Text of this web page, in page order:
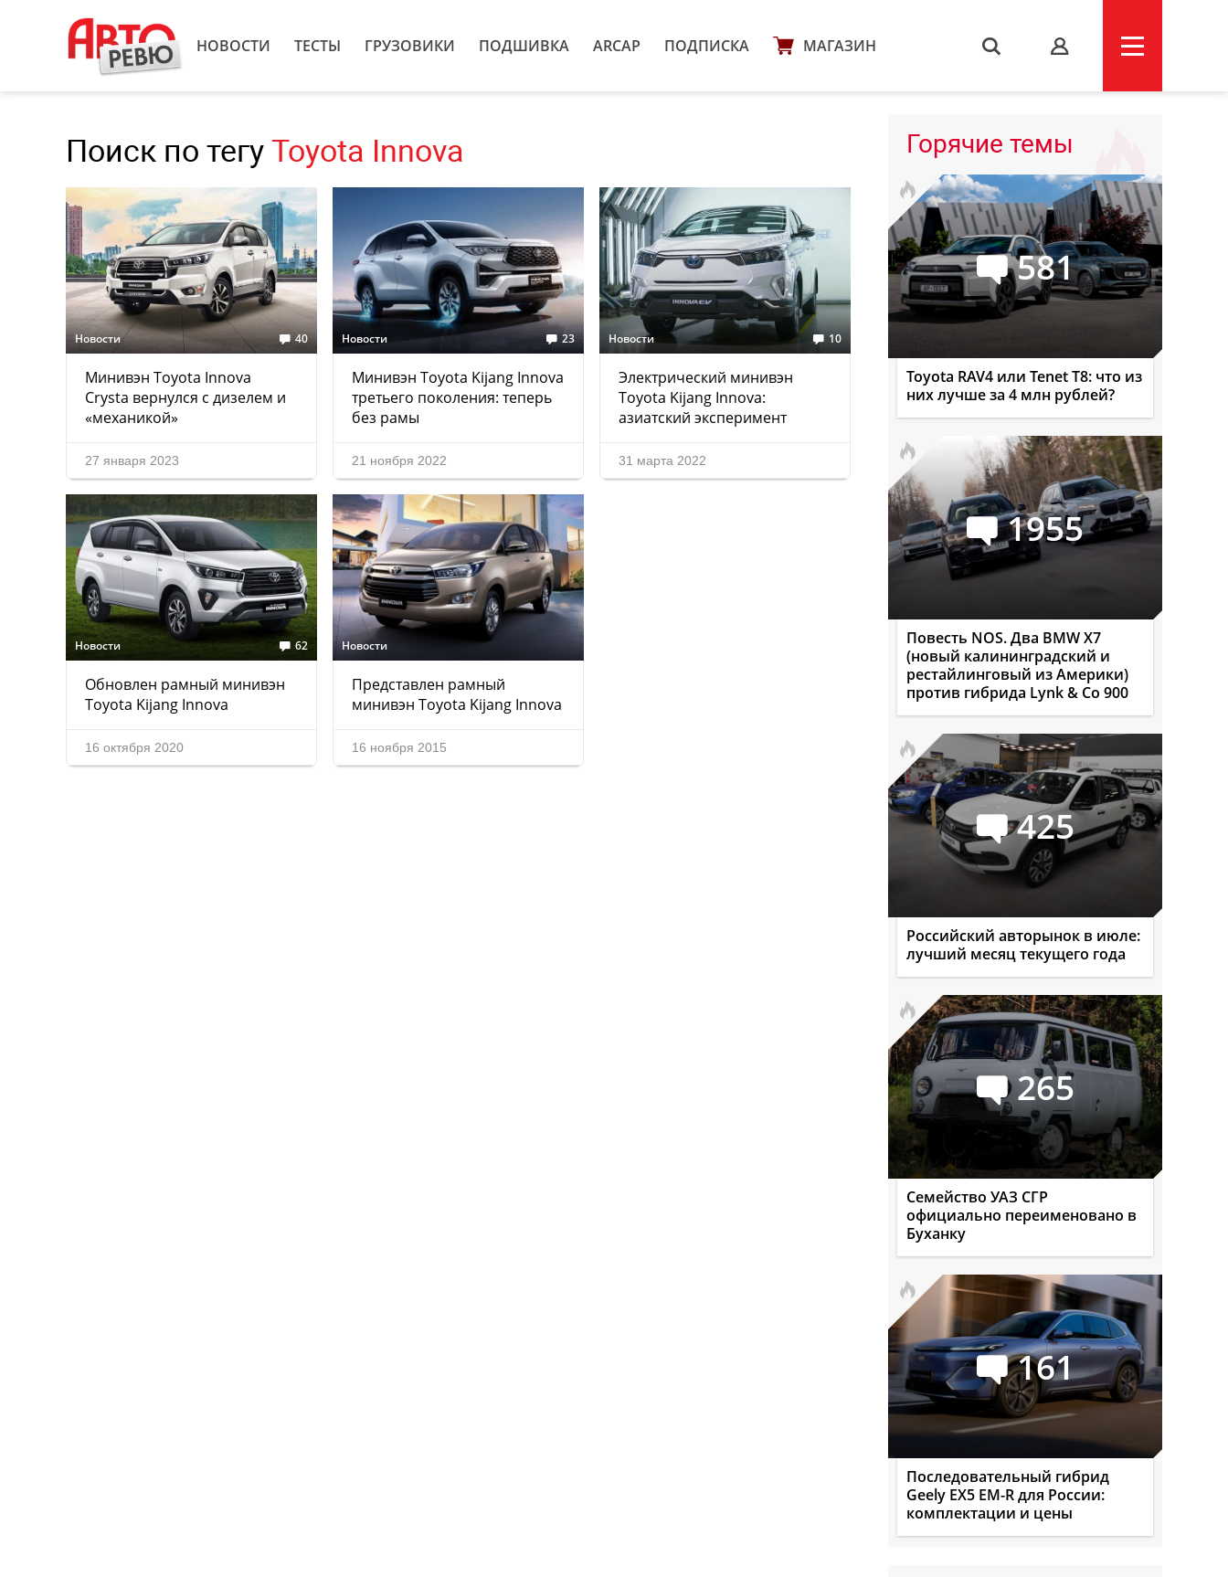
НОВОСТИ ТЕСТЫ ГРУЗОВИКИ ПОДШИВКА ARCAP ПОДПИСКА МАГАЗИН s
Поиск по тегу Toyota Innova
Новости 40
Минивэн Toyota Innova
Crysta вернулся с дизелем и
«механикой»
27 января 2023
Новости 23
Минивэн Toyota Kijang Innova
третьего поколения: теперь
без рамы
21 ноября 2022
Новости 10
Электрический минивэн
Toyota Kijang Innova:
азиатский эксперимент
31 марта 2022
Новости 62
Обновлен рамный минивэн
Toyota Kijang Innova
16 октября 2020
Новости
Представлен рамный
минивэн Toyota Kijang Innova
16 ноября 2015
Горячие темы
581
Toyota RAV4 или Tenet T8: что из
них лучше за 4 млн рублей?
1955
Повесть NOS. Два BMW X7
(новый калининградский и
рестайлинговый из Америки)
против гибрида Lynk & Co 900
425
Российский авторынок в июле:
лучший месяц текущего года
265
Семейство УАЗ СГР
официально переименовано в
Буханку
161
Последовательный гибрид
Geely EX5 EM-R для России:
комплектации и цены